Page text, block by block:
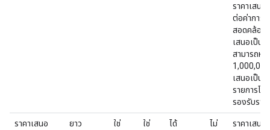
ราคาเสน
ต่อค่าการ
สอดคล้อง
เสนอเป็น
สามารถหา
เสนอเป็น
รายการโ
รองรับราค
ราคาเสนอ
ยาว ใช่ ใช่ ได้ ไม่
ราคาเสนอ